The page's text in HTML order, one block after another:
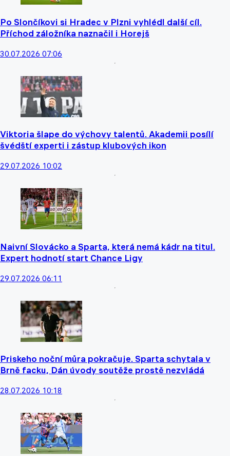
Po Slončíkovi si Hradec v Plzni vyhlédl další cíl.
Příchod záložníka naznačil i Horejš
30.07.2026 07:06
Viktoria šlape do výchovy talentů. Akademii posílí
švédští experti i zástup klubových ikon
29.07.2026 10:02
Naivní Slovácko a Sparta, která nemá kádr na titul.
Expert hodnotí start Chance Ligy
29.07.2026 06:11
Priskeho noční můra pokračuje. Sparta schytala v
Brně facku, Dán úvody soutěže prostě nezvládá
28.07.2026 10:18